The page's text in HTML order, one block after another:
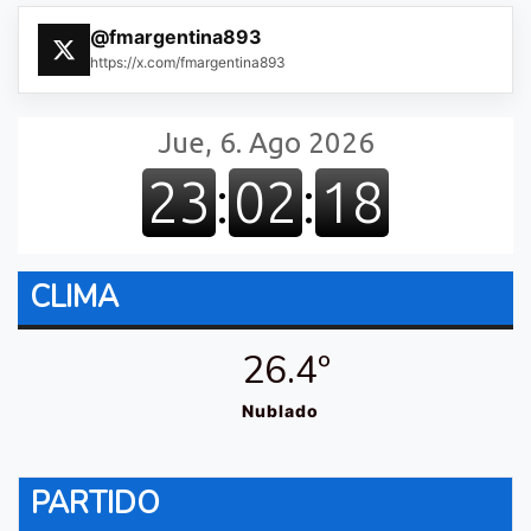
@fmargentina893
https://x.com/fmargentina893
CLIMA
26.4º
Nublado
PARTIDO